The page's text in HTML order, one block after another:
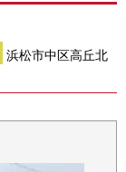
浜松市中区高丘北